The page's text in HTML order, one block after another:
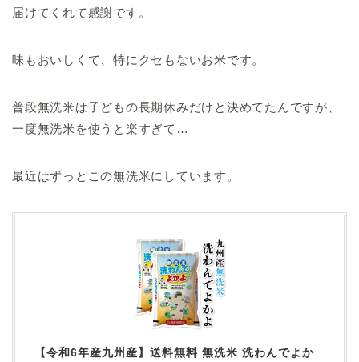
届けてくれて感謝です。
味もおいしくて、特にクセもないお米です。
普段無洗米は子どもの長期休みだけと決めてたんですが、
一度無洗米を使うと楽すぎて…
最近はずっとこの無洗米にしています。
【令和6年産九州産】送料無料 無洗米 洗わんでよか